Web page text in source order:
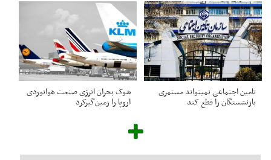
تامین اجتماعی نمیتواند مستمری
بازنشستگان را قطع کند
شوک بحران انرژی صنعت هوانوردی
اروپا را زمین‌گیر‌کرد